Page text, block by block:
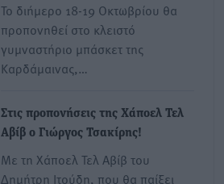
Το διήμερο 18-19 Οκτωβρίου θα
προπονηθεί στο κλειστό
γυμναστήριο μπάσκετ της
Καρδάμαινας,…
Στις προπονήσεις της Χάποελ Τελ
Αβίβ ο Γιώργος Τσακίρης!
Με τη Χάποελ Τελ Αβίβ του
Δημήτρη Ιτούδη, που θα παίξει